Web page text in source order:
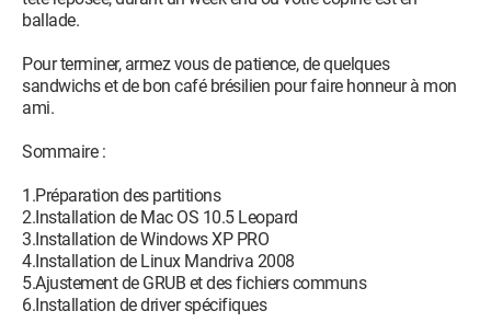
ballade.
Pour terminer, armez vous de patience, de quelques
sandwichs et de bon café brésilien pour faire honneur à mon
ami.
Sommaire :
1.Préparation des partitions
2.Installation de Mac OS 10.5 Leopard
3.Installation de Windows XP PRO
4.Installation de Linux Mandriva 2008
5.Ajustement de GRUB et des fichiers communs
6.Installation de driver spécifiques